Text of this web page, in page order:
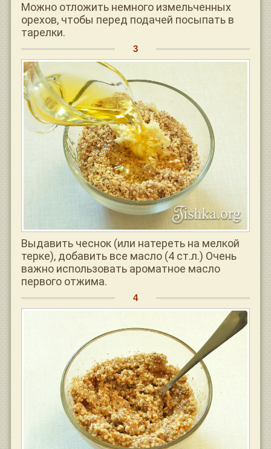
Можно отложить немного измельченных
орехов, чтобы перед подачей посыпать в
тарелки.
Выдавить чеснок (или натереть на мелкой
терке), добавить все масло (4 ст.л.) Очень
важно использовать ароматное масло
первого отжима.